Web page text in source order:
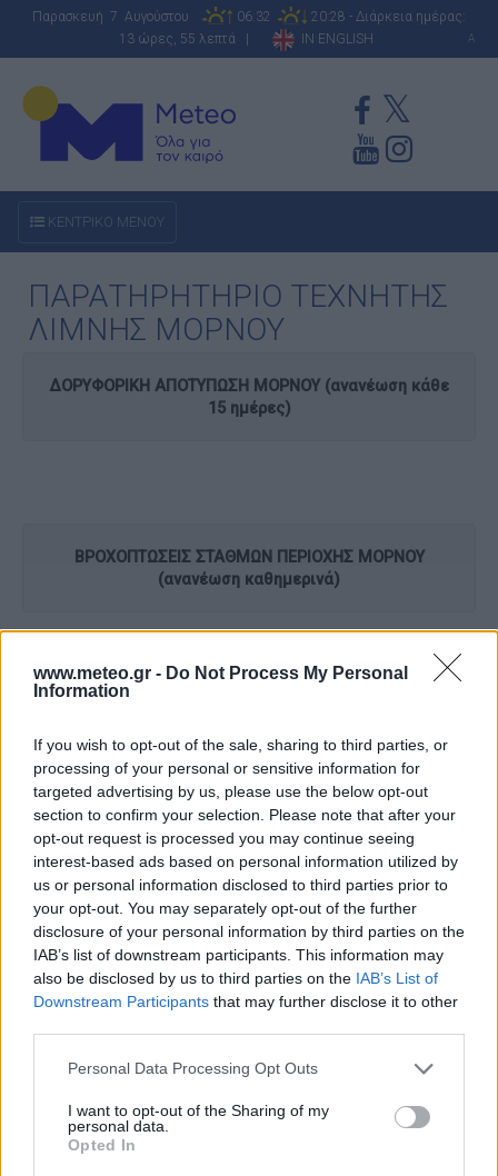
www.meteo.gr - Do Not Process My Personal
Information
If you wish to opt-out of the sale, sharing to third parties, or
processing of your personal or sensitive information for
targeted advertising by us, please use the below opt-out
section to confirm your selection. Please note that after your
opt-out request is processed you may continue seeing
interest-based ads based on personal information utilized by
us or personal information disclosed to third parties prior to
your opt-out. You may separately opt-out of the further
disclosure of your personal information by third parties on the
IAB’s list of downstream participants. This information may
also be disclosed by us to third parties on the IAB’s List of
Downstream Participants that may further disclose it to other
Personal Data Processing Opt Outs
I want to opt-out of the Sharing of my
personal data.
Opted In
Παρασκευή 7 Αυγούστου 06:32
20:28 - Διάρκεια ημέρας:
13 ώρες, 55 λεπτά |
IN ENGLISH A
ΚΕΝΤΡΙΚΟ ΜΕΝΟΥ
ΠΑΡΑΤΗΡΗΤΗΡΙΟ ΤΕΧΝΗΤΗΣ
ΛΙΜΝΗΣ ΜΟΡΝΟΥ
ΔΟΡΥΦΟΡΙΚΗ ΑΠΟΤΥΠΩΣΗ ΜΟΡΝΟΥ (ανανέωση κάθε
15 ημέρες)
ΒΡΟΧΟΠΤΩΣΕΙΣ ΣΤΑΘΜΩΝ ΠΕΡΙΟΧΗΣ ΜΟΡΝΟΥ
(ανανέωση καθημερινά)
Σταθμός Κονιάκου
Σταθμός Φράγματος
ΕΚΤΑΣΗ ΧΙΟΝΟΚΑΛΥΨΗΣ ΠΕΡΙΟΧΗΣ ΜΟΡΝΟΥ (2025-
26)
ΕΚΤΑΣΗ ΧΙΟΝΟΚΑΛΥΨΗΣ ΠΕΡΙΟΧΗΣ ΜΟΡΝΟΥ (2024-